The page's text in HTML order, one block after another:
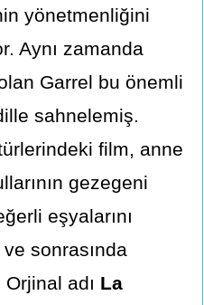
yönetmenliğini
Aynı zamanda
Garrel bu önemli
sahnelemiş.
film, anne
gezegeni
eşyalarını
ve sonrasında
adı La